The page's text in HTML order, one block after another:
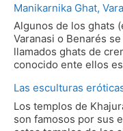
Manikarnika Ghat,
Algunos de los ghats
Varanasi o Benarés
llamados ghats de
conocido ente ellos
Las esculturas
Los templos de
son famosos por sus